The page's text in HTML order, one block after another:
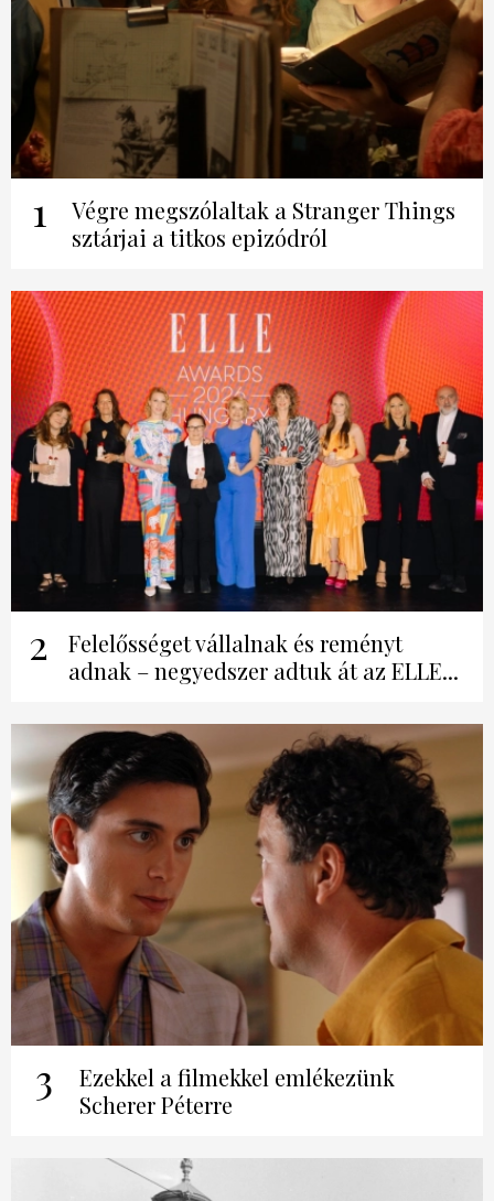
1
Végre megszólaltak a Stranger Things
sztárjai a titkos epizódról
2
Felelősséget vállalnak és reményt
adnak – negyedszer adtuk át az ELLE...
3
Ezekkel a filmekkel emlékezünk
Scherer Péterre